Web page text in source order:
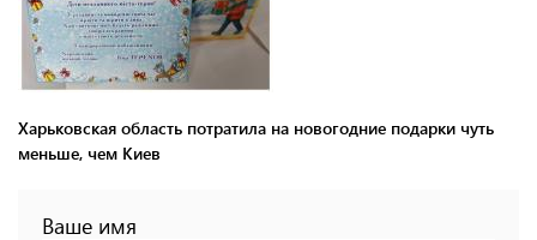
Харьковская область потратила на новогодние подарки чуть
меньше, чем Киев
Ваше имя